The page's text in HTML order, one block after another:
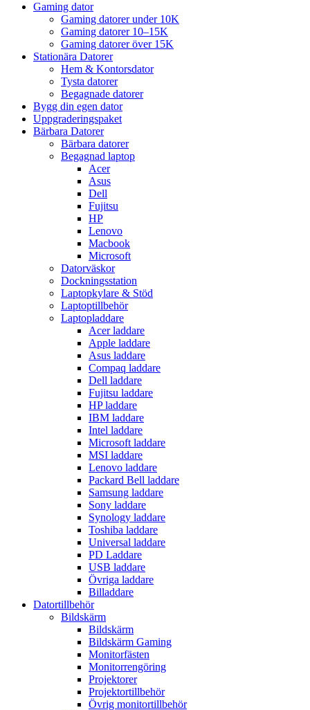
Gaming dator
Gaming datorer under 10K
Gaming datorer 10–15K
Gaming datorer över 15K
Stationära Datorer
Hem & Kontorsdator
Tysta datorer
Begagnade datorer
Bygg din egen dator
Uppgraderingspaket
Bärbara Datorer
Bärbara datorer
Begagnad laptop
Acer
Asus
Dell
Fujitsu
HP
Lenovo
Macbook
Microsoft
Datorväskor
Dockningsstation
Laptopkylare & Stöd
Laptoptillbehör
Laptopladdare
Acer laddare
Apple laddare
Asus laddare
Compaq laddare
Dell laddare
Fujitsu laddare
HP laddare
IBM laddare
Intel laddare
Microsoft laddare
MSI laddare
Lenovo laddare
Packard Bell laddare
Samsung laddare
Sony laddare
Synology laddare
Toshiba laddare
Universal laddare
PD Laddare
USB laddare
Övriga laddare
Billaddare
Datortillbehör
Bildskärm
Bildskärm
Bildskärm Gaming
Monitorfästen
Monitorrengöring
Projektorer
Projektortillbehör
Övrig monitortillbehör